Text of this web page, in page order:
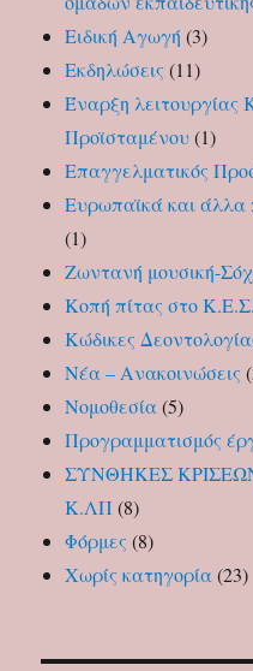
Ειδική Αγωγή (3)
Εκδηλώσεις (11)
Έναρξη λειτουργίας
Προϊσταμένου(1)
Επαγγελματικός
Ευρωπαϊκά και άλλα
(1)
Ζωντανή μουσική-
Κοπή πίτας στο
Κώδικες
Νέα – Ανακοινώσεις
Νομοθεσία(5)
Προγραμματισμός
ΣΥΝΘΗΚΕΣ
Κ.ΛΠ (8)
Φόρμες (8)
Χωρίς κατηγορία(23)